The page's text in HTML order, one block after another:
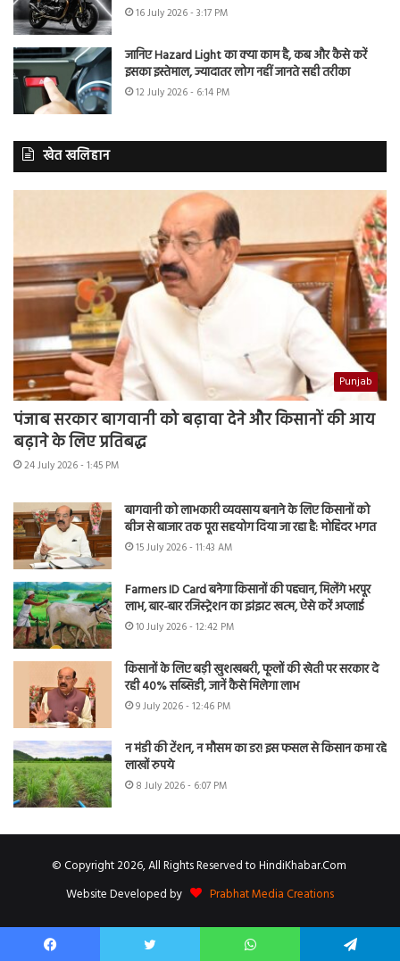
16 July 2026 - 3:17 PM
जानिए Hazard Light का क्या काम है, कब और कैसे करें
इसका इस्तेमाल, ज्यादातर लोग नहीं जानते सही तरीका
12 July 2026 - 6:14 PM
खेत खलिहान
Punjab
पंजाब सरकार बागवानी को बढ़ावा देने और किसानों की आय
बढ़ाने के लिए प्रतिबद्ध
24 July 2026 - 1:45 PM
बागवानी को लाभकारी व्यवसाय बनाने के लिए किसानों को
बीज से बाजार तक पूरा सहयोग दिया जा रहा है: मोहिंदर भगत
15 July 2026 - 11:43 AM
Farmers ID Card बनेगा किसानों की पहचान, मिलेंगे भरपूर
लाभ, बार-बार रजिस्ट्रेशन का झंझट खत्म, ऐसे करें अप्लाई
10 July 2026 - 12:42 PM
किसानों के लिए बड़ी खुशखबरी, फूलों की खेती पर सरकार दे
रही 40% सब्सिडी, जानें कैसे मिलेगा लाभ
9 July 2026 - 12:46 PM
न मंडी की टेंशन, न मौसम का डर! इस फसल से किसान कमा रहे
लाखों रुपये
8 July 2026 - 6:07 PM
© Copyright 2026, All Rights Reserved to HindiKhabar.Com
Website Developed by
Prabhat Media Creations